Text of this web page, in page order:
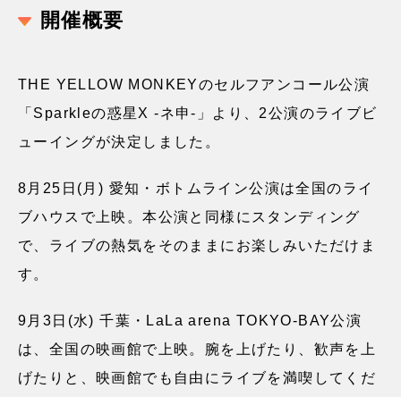
開催概要
THE YELLOW MONKEYのセルフアンコール公演
「Sparkleの惑星X -ネ申-」より、2公演のライブビ
ューイングが決定しました。
8月25日(月) 愛知・ボトムライン公演は全国のライ
ブハウスで上映。本公演と同様にスタンディング
で、ライブの熱気をそのままにお楽しみいただけま
す。
9月3日(水) 千葉・LaLa arena TOKYO-BAY公演
は、全国の映画館で上映。腕を上げたり、歓声を上
げたりと、映画館でも自由にライブを満喫してくだ